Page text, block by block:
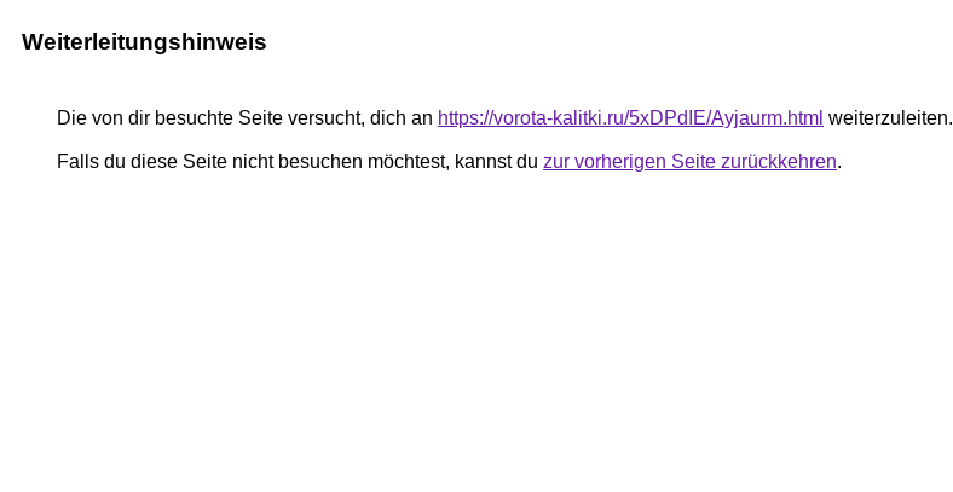
Weiterleitungshinweis
Die von dir besuchte Seite versucht, dich an https://vorota-kalitki.ru/5xDPdIE/Ayjaurm.html weiterzuleiten.
Falls du diese Seite nicht besuchen möchtest, kannst du zur vorherigen Seite zurückkehren.